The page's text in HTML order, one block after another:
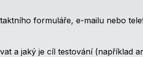
formuláře, e-mailu nebo
a jaký je cíl testování (například